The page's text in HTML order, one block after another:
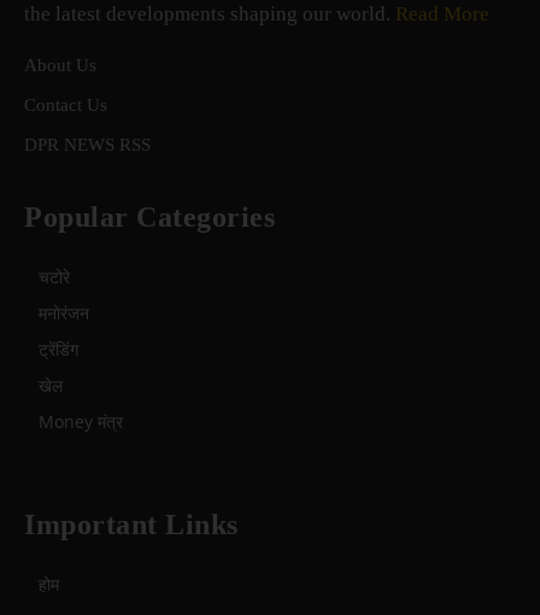
the latest developments shaping our world. Read More
About Us
Contact Us
DPR NEWS RSS
Popular Categories
चटोरे
मनोरंजन
ट्रेंडिंग
खेल
Money मंत्र
Important Links
होम